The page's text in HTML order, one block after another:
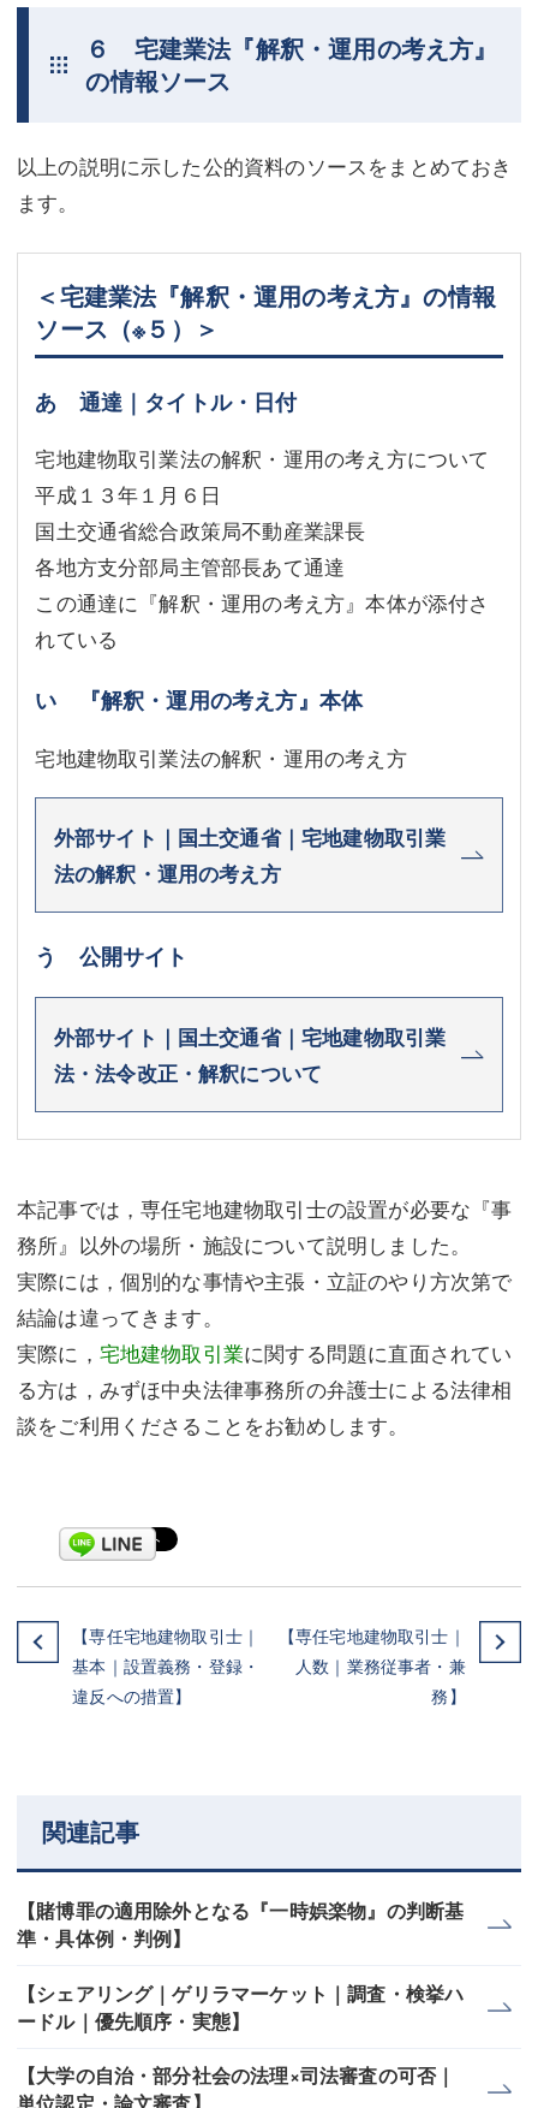
６ 宅建業法『解釈・運用の考え方』
の情報ソース
以上の説明に示した公的資料のソースをまとめておき
ます。
＜宅建業法『解釈・運用の考え方』の情報
ソース （※５） ＞
あ 通達｜タイトル・日付
宅地建物取引業法の解釈・運用の考え方について
平成１３年１月６日
国土交通省総合政策局不動産業課長
各地方支分部局主管部長あて通達
この通達に『解釈・運用の考え方』本体が添付さ
れている
い 『解釈・運用の考え方』本体
宅地建物取引業法の解釈・運用の考え方
外部サイト｜国土交通省｜宅地建物取引業
法の解釈・運用の考え方
う 公開サイト
外部サイト｜国土交通省｜宅地建物取引業
法・法令改正・解釈について
本記事では，専任宅地建物取引士の設置が必要な『事
務所』以外の場所・施設について説明しました。
実際には，個別的な事情や主張・立証のやり方次第で
結論は違ってきます。
実際に， 宅地建物取引業に関する問題に直面されてい
る方は，みずほ中央法律事務所の弁護士による法律相
談をご利用くださることをお勧めします。
【専任宅地建物取引士｜
基本｜設置義務・登録・
違反への措置】
【専任宅地建物取引士｜
人数｜業務従事者・兼
務】
関連記事
【賭博罪の適用除外となる『一時娯楽物』の判断基
準・具体例・判例】
【シェアリング｜ゲリラマーケット｜調査・検挙ハ
ードル｜優先順序・実態】
【大学の自治・部分社会の法理×司法審査の可否｜